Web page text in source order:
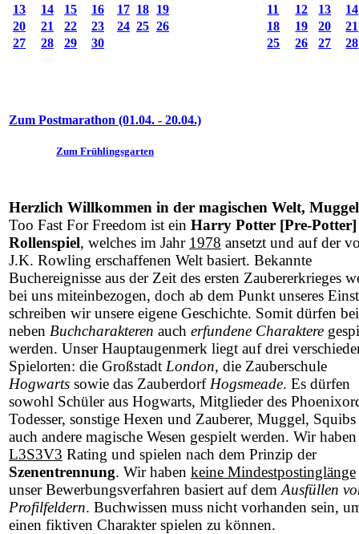
13
14 15 16 17 18 19
20
21 22 23 24 25 26
27
28 29 30
11
12 13
14
18
19 20
21
25
26 27 28
Zum Postmarathon (01.04. - 20.04.)
Zum Frühlingsgarten
Herzlich Willkommen in der magischen Welt, Muggel
Too Fast For Freedom ist ein Harry Potter [Pre-Potter]
Rollenspiel, welches im Jahr 1978 ansetzt und auf der
J.K. Rowling erschaffenen Welt basiert. Bekannte
Buchereignisse aus der Zeit des ersten Zaubererkrieges
bei uns miteinbezogen, doch ab dem Punkt unseres
schreiben wir unsere eigene Geschichte. Somit dürfen
neben Buchcharakteren auch erfundene Charaktere
werden. Unser Hauptaugenmerk liegt auf drei
Spielorten: die Großstadt London, die Zauberschule
Hogwarts sowie das Zauberdorf Hogsmeade. Es dürfen
sowohl Schüler aus Hogwarts, Mitglieder des
Todesser, sonstige Hexen und Zauberer, Muggel, Squibs
auch andere magische Wesen gespielt werden. Wir
L3S3V3 Rating und spielen nach dem Prinzip der
Szenentrennung. Wir haben keine Mindestpostinglänge
unser Bewerbungsverfahren basiert auf dem Ausfüllen
Profilfeldern. Buchwissen muss nicht vorhanden sein,
einen fiktiven Charakter spielen zu können.